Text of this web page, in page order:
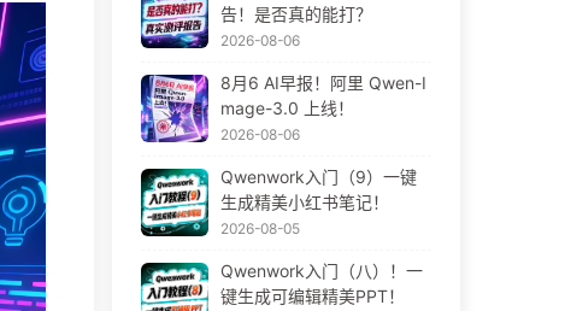
告！是否真的能打？
2026-08-06
8月6 AI早报！阿里 Qwen-I
mage-3.0 上线！
2026-08-06
Qwenwork入门（9）一键
生成精美小红书笔记！
2026-08-05
Qwenwork入门（八）！一
键生成可编辑精美PPT！